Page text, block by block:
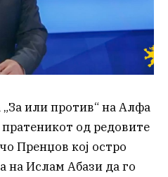
или против“ на Алфа
од редовите
Пренџов кој остро
на Ислам Абази да го